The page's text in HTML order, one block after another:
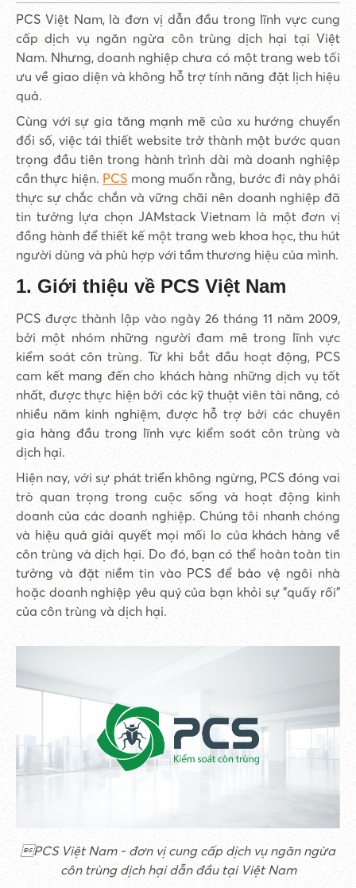
PCS Việt Nam, là đơn vị dẫn đầu trong lĩnh vực cung
cấp dịch vụ ngăn ngừa côn trùng dịch hại tại Việt
Nam. Nhưng, doanh nghiệp chưa có một trang web tối
ưu về giao diện và không hỗ trợ tính năng đặt lịch hiệu
quả.
Cùng với sự gia tăng mạnh mẽ của xu hướng chuyển
đổi số, việc tái thiết website trở thành một bước quan
trọng đầu tiên trong hành trình dài mà doanh nghiệp
cần thực hiện. PCS mong muốn rằng, bước đi này phải
thực sự chắc chắn và vững chãi nên doanh nghiệp đã
tin tưởng lựa chọn JAMstack Vietnam là một đơn vị
đồng hành để thiết kế một trang web khoa học, thu hút
người dùng và phù hợp với tầm thương hiệu của mình.
1. Giới thiệu về PCS Việt Nam
PCS được thành lập vào ngày 26 tháng 11 năm 2009,
bởi một nhóm những người đam mê trong lĩnh vực
kiểm soát côn trùng. Từ khi bắt đầu hoạt động, PCS
cam kết mang đến cho khách hàng những dịch vụ tốt
nhất, được thực hiện bởi các kỹ thuật viên tài năng, có
nhiều năm kinh nghiệm, được hỗ trợ bởi các chuyên
gia hàng đầu trong lĩnh vực kiểm soát côn trùng và
dịch hại.
Hiện nay, với sự phát triển không ngừng, PCS đóng vai
trò quan trọng trong cuộc sống và hoạt động kinh
doanh của các doanh nghiệp. Chúng tôi nhanh chóng
và hiệu quả giải quyết mọi mối lo của khách hàng về
côn trùng và dịch hại. Do đó, bạn có thể hoàn toàn tin
tưởng và đặt niềm tin vào PCS để bảo vệ ngôi nhà
hoặc doanh nghiệp yêu quý của bạn khỏi sự "quấy rối"
của côn trùng và dịch hại.
PCS Việt Nam - đơn vị cung cấp dịch vụ ngăn ngừa
côn trùng dịch hại dẫn đầu tại Việt Nam